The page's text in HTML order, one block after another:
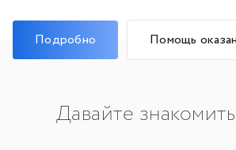
Подробно Помощь
Давайте